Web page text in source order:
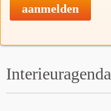
aanmelden
Interieuragenda